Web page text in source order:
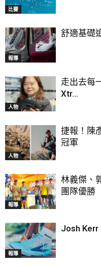
比賽
報導
舒適基礎
人物
走出去每
Xtr...
人物
捷報！陳
冠軍
報導
林義傑、
團隊優勝
報導
Josh Kerr